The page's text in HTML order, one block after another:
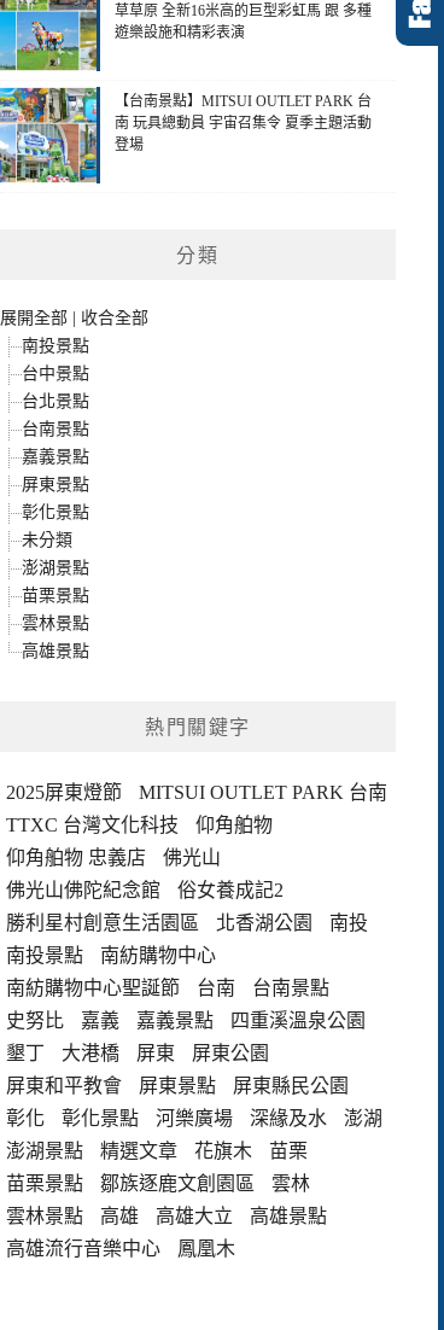
草草原 全新16米高的巨型彩虹馬 跟 多種
遊樂設施和精彩表演
【台南景點】MITSUI OUTLET PARK 台
南 玩具總動員 宇宙召集令 夏季主題活動
登場
分類
展開全部
收合全部
南投景點
台中景點
台北景點
台南景點
嘉義景點
屏東景點
彰化景點
未分類
澎湖景點
苗栗景點
雲林景點
高雄景點
熱門關鍵字
2025屏東燈節
MITSUI OUTLET PARK 台南
TTXC 台灣文化科技
仰角舶物
仰角舶物 忠義店
佛光山
佛光山佛陀紀念館
俗女養成記2
勝利星村創意生活園區
北香湖公園
南投
南投景點
南紡購物中心
南紡購物中心聖誕節
台南
台南景點
史努比
嘉義 嘉義景點
四重溪溫泉公園
墾丁
大港橋 屏東
屏東公園
屏東和平教會
屏東景點
屏東縣民公園
彰化
彰化景點 河樂廣場 深緣及水
澎湖
澎湖景點
精選文章 花旗木
苗栗
苗栗景點
鄒族逐鹿文創園區
雲林
雲林景點
高雄 高雄大立
高雄景點
高雄流行音樂中心
鳳凰木